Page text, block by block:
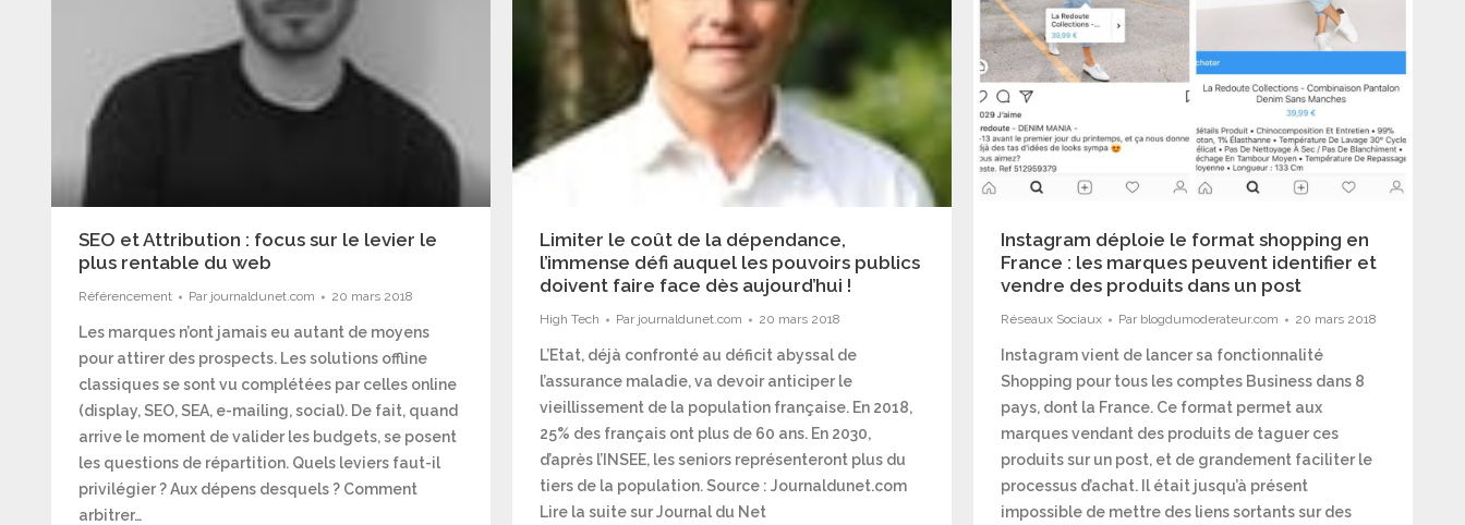
SEO et Attribution : focus sur le levier le
plus rentable du web
Référencement Par journaldunet.com 20 mars 2018
Les marques n’ont jamais eu autant de moyens
pour attirer des prospects. Les solutions offline
classiques se sont vu complétées par celles online
(display, SEO, SEA, e-mailing, social). De fait, quand
arrive le moment de valider les budgets, se posent
les questions de répartition. Quels leviers faut-il
privilégier ? Aux dépens desquels ? Comment
arbitrer…
Limiter le coût de la dépendance,
l’immense défi auquel les pouvoirs publics
doivent faire face dès aujourd’hui !
High Tech Par journaldunet.com 20 mars 2018
L’Etat, déjà confronté au déficit abyssal de
l’assurance maladie, va devoir anticiper le
vieillissement de la population française. En 2018,
25% des français ont plus de 60 ans. En 2030,
d’après l’INSEE, les seniors représenteront plus du
tiers de la population. Source : Journaldunet.com
Lire la suite sur Journal du Net
Instagram déploie le format shopping en
France : les marques peuvent identifier et
vendre des produits dans un post
Réseaux Sociaux Par blogdumoderateur.com 20 mars 2018
Instagram vient de lancer sa fonctionnalité
Shopping pour tous les comptes Business dans 8
pays, dont la France. Ce format permet aux
marques vendant des produits de taguer ces
produits sur un post, et de grandement faciliter le
processus d’achat. Il était jusqu’à présent
impossible de mettre des liens sortants sur des